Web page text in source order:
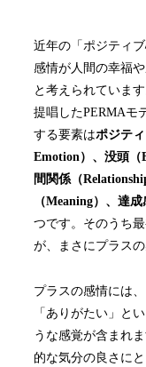
近年の「ポジティ
感情が人間の幸福
と考えられていま
提唱したPERMAモ
する要素はポジテ
Emotion）、没頭（
間関係（
（Meaning）、達
つです。そのうち
が、まさにプラスの
プラスの感情には
「ありがたい」と
うな感覚が含まれ
的な気分の良さに